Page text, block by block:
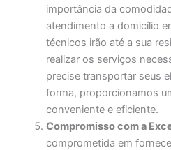
importância da
atendimento a domicílio
técnicos irão até a sua
realizar os serviços
precise transportar seus
forma, proporcionamos
conveniente e eficiente.
Compromisso com a
comprometida em